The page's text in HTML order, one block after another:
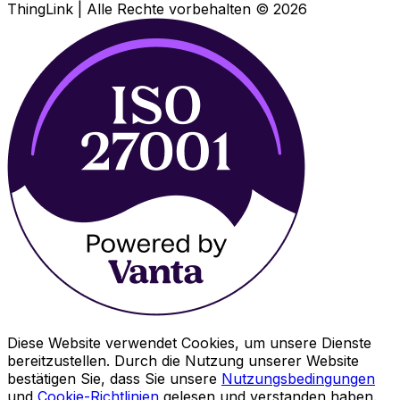
ThingLink | Alle Rechte vorbehalten © 2026
Diese Website verwendet Cookies, um unsere Dienste
bereitzustellen. Durch die Nutzung unserer Website
bestätigen Sie, dass Sie unsere Nutzungsbedingungen